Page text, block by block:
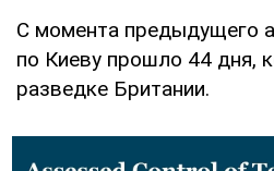
С момента предыдущего
по Киеву прошло 44 дня,
разведке Британии.